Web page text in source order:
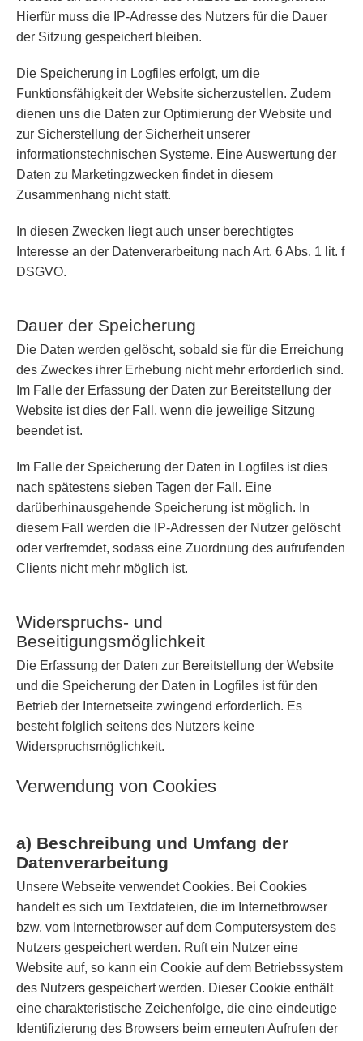
Hierfür muss die IP-Adresse des Nutzers für die Dauer
der Sitzung gespeichert bleiben.
Die Speicherung in Logfiles erfolgt, um die
Funktionsfähigkeit der Website sicherzustellen. Zudem
dienen uns die Daten zur Optimierung der Website und
zur Sicherstellung der Sicherheit unserer
informationstechnischen Systeme. Eine Auswertung der
Daten zu Marketingzwecken findet in diesem
Zusammenhang nicht statt.
In diesen Zwecken liegt auch unser berechtigtes
Interesse an der Datenverarbeitung nach Art. 6 Abs. 1 lit. f
DSGVO.
Dauer der Speicherung
Die Daten werden gelöscht, sobald sie für die Erreichung
des Zweckes ihrer Erhebung nicht mehr erforderlich sind.
Im Falle der Erfassung der Daten zur Bereitstellung der
Website ist dies der Fall, wenn die jeweilige Sitzung
beendet ist.
Im Falle der Speicherung der Daten in Logfiles ist dies
nach spätestens sieben Tagen der Fall. Eine
darüberhinausgehende Speicherung ist möglich. In
diesem Fall werden die IP-Adressen der Nutzer gelöscht
oder verfremdet, sodass eine Zuordnung des aufrufenden
Clients nicht mehr möglich ist.
Widerspruchs- und
Beseitigungsmöglichkeit
Die Erfassung der Daten zur Bereitstellung der Website
und die Speicherung der Daten in Logfiles ist für den
Betrieb der Internetseite zwingend erforderlich. Es
besteht folglich seitens des Nutzers keine
Widerspruchsmöglichkeit.
Verwendung von Cookies
a) Beschreibung und Umfang der
Datenverarbeitung
Unsere Webseite verwendet Cookies. Bei Cookies
handelt es sich um Textdateien, die im Internetbrowser
bzw. vom Internetbrowser auf dem Computersystem des
Nutzers gespeichert werden. Ruft ein Nutzer eine
Website auf, so kann ein Cookie auf dem Betriebssystem
des Nutzers gespeichert werden. Dieser Cookie enthält
eine charakteristische Zeichenfolge, die eine eindeutige
Identifizierung des Browsers beim erneuten Aufrufen der